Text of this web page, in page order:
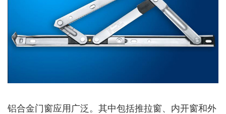
铝合金门窗应用广泛。其中包括推拉窗、内开窗和外